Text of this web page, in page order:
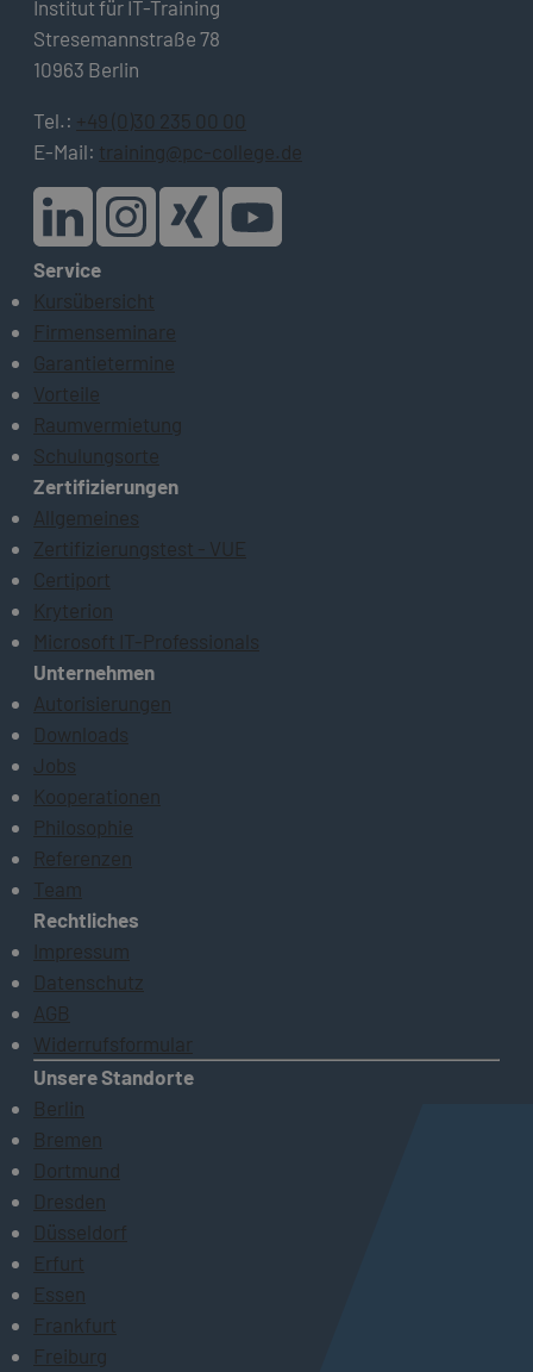
Institut für IT-Training
Stresemannstraße 78
10963 Berlin
Tel.: +49 (0)30 235 00 00
E-Mail: training@pc-college.de
Service
Kursübersicht
Firmenseminare
Garantietermine
Vorteile
Raumvermietung
Schulungsorte
Zertifizierungen
Allgemeines
Zertifizierungstest - VUE
Certiport
Kryterion
Microsoft IT-Professionals
Unternehmen
Autorisierungen
Downloads
Jobs
Kooperationen
Philosophie
Referenzen
Team
Rechtliches
Impressum
Datenschutz
AGB
Widerrufsformular
Unsere Standorte
Berlin
Bremen
Dortmund
Dresden
Düsseldorf
Erfurt
Essen
Frankfurt
Freiburg